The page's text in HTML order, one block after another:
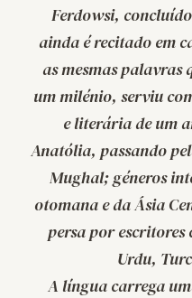
Ferdowsi,
ainda é recitado em
as mesmas palavras
um milénio, serviu
e literária de um
Anatólia, passando
Mughal; géneros
otomana e da Ásia
persa por
Urdu,
A língua carrega